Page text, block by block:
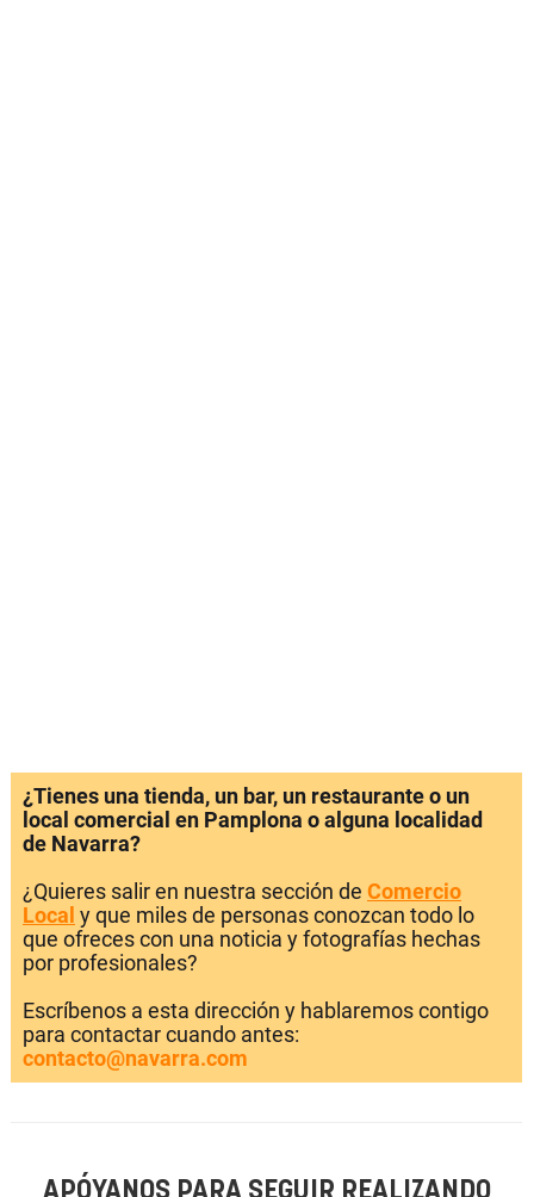
¿Tienes una tienda, un bar, un restaurante o un
local comercial en Pamplona o alguna localidad
de Navarra?
¿Quieres salir en nuestra sección de Comercio
Local y que miles de personas conozcan todo lo
que ofreces con una noticia y fotografías hechas
por profesionales?
Escríbenos a esta dirección y hablaremos contigo
para contactar cuando antes:
contacto@navarra.com